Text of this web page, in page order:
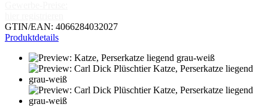
GTIN/EAN: 4066284032027
Produktdetails